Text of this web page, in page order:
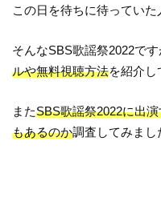
この日を待ちに待ってい
そんなSBS歌謡祭2022で
ルや無料視聴方法を紹介し
またSBS歌謡祭2022に出
もあるのか調査してみまし